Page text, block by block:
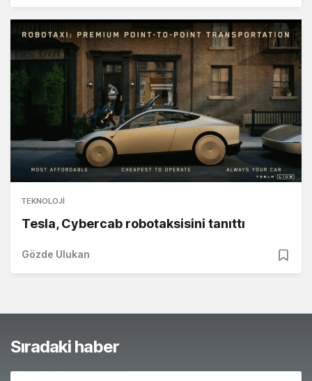
TEKNOLOJI
Tesla, Cybercab robotaksisini tanıttı
Gözde Ulukan
Sıradaki haber